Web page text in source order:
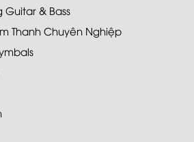
Guitar & Bass
Thanh Chuyên Nghiệp